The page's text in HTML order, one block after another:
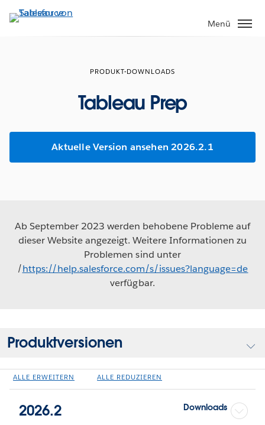
Direkt
zum
Menü
PRODUKT-DOWNLOADS
Tableau Prep
Aktuelle Version ansehen 2026.2.1
Ab September 2023 werden behobene Probleme auf
dieser Website angezeigt. Weitere Informationen zu
Problemen sind unter
/https://help.salesforce.com/s/issues?language=de
verfügbar.
Produktversionen
ALLE ERWEITERN ALLE REDUZIEREN
2026.2 Downloads